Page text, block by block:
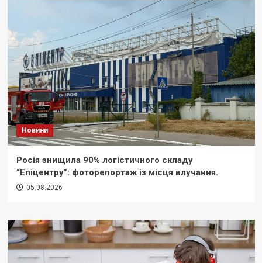
Новини
Росія знищила 90% логістичного складу
“Епіцентру”: фоторепортаж із місця влучання.
05.08.2026